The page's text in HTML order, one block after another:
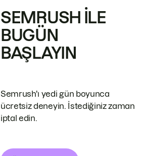
SEMRUSH ILE
BUGÜN
BAŞLAYIN
Semrush'ı yedi gün boyunca
ücretsiz deneyin. İstediğiniz zaman
iptal edin.